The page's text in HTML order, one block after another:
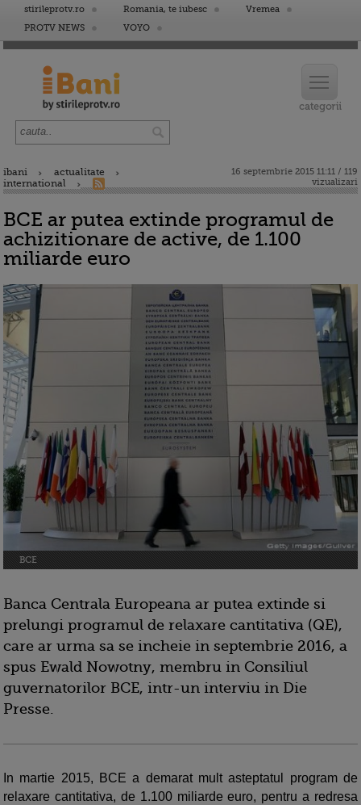
stirileprotv.ro Romania, te iubesc
Vremea
PROTV NEWS
VOYO
ibani
actualitate
international
16 septembrie 2015 11:11 / 119
vizualizari
BCE ar putea extinde programul de
achizitionare de active, de 1.100
miliarde euro
BCE
Banca Centrala Europeana ar putea extinde si
prelungi programul de relaxare cantitativa (QE),
care ar urma sa se incheie in septembrie 2016, a
spus Ewald Nowotny, membru in Consiliul
guvernatorilor BCE, intr-un interviu in Die
Presse.
In martie 2015, BCE a demarat mult asteptatul program de
relaxare cantitativa, de 1.100 miliarde euro, pentru a redresa